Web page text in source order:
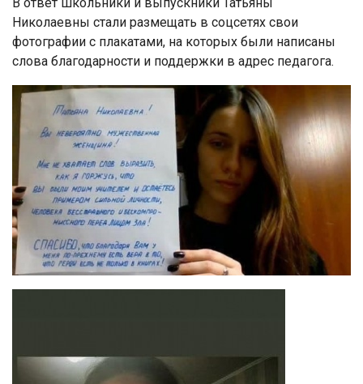
Николаевны стали размещать в соцсетях свои
фотографии с плакатами, на которых были написаны
слова благодарности и поддержки в адрес педагога.